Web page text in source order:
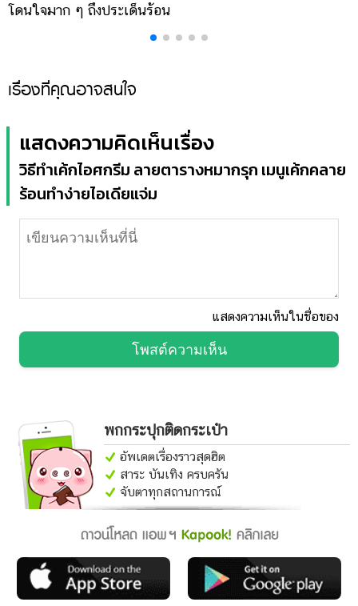
โดนใจมาก ๆ ถึงประเด็นร้อน
เรื่องที่คุณอาจสนใจ
สูตรเค้กไร้แป้ง อร่อยเพลินถูกใจคนรักสุขภาพ